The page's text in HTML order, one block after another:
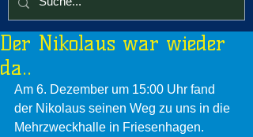
Der Nikolaus war wieder
da..
Am 6. Dezember um 15:00 Uhr fand
der Nikolaus seinen Weg zu uns in die
Mehrzweckhalle in Friesenhagen.